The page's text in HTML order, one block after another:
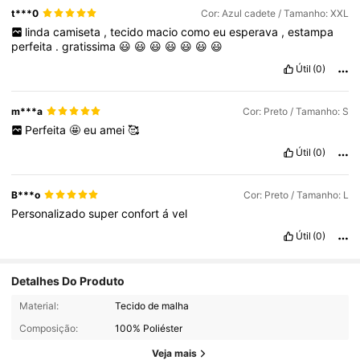
t***0 Cor: Azul cadete / Tamanho: XXL
linda camiseta , tecido macio como eu esperava , estampa
perfeita .gratissima 😃 😃 😃 😃 😃 😃 😃
Útil (0)
m***a Cor: Preto / Tamanho: S
Perfeita 🤩 eu amei 🥰
Útil (0)
B***o Cor: Preto / Tamanho: L
Personalizadosuperconfortável
Útil (0)
Detalhes Do Produto
Material:
Tecido de malha
Composição:
100% Poliéster
Veja mais
1.5K Seguidores